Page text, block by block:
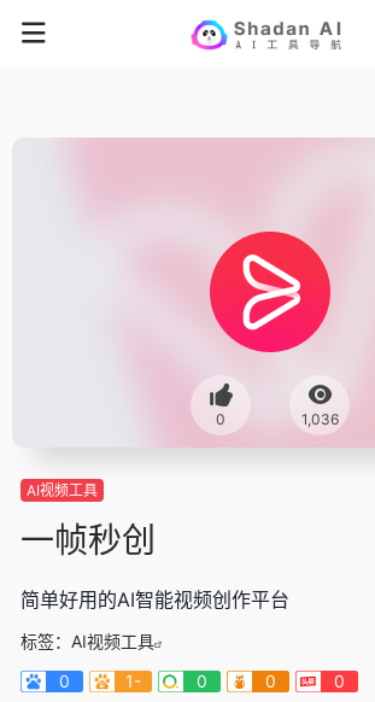
0 1,036
AI视频工具
一帧秒创
简单好用的AI智能视频创作平台
标签： AI视频工具
0
1- 0 0 0